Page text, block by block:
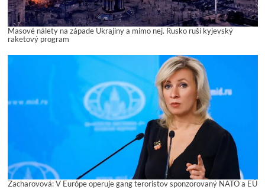
Masové nálety na západe Ukrajiny a mimo nej. Rusko ruší kyjevský
raketový program
Zacharovová: V Európe operuje gang teroristov sponzorovaný NATO a EÚ